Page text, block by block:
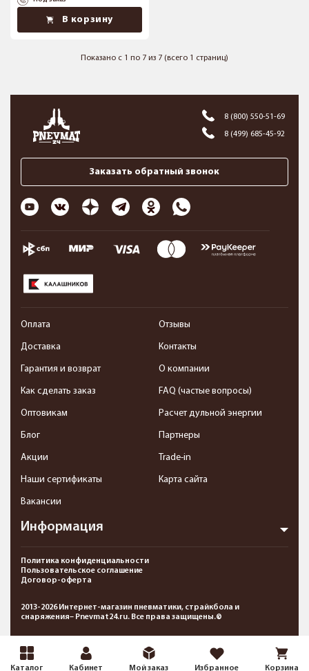
Каталог Кабинет Мой заказ Избранное Корзина
В корзину
Показано с 1 по 7 из 7 (всего 1 страниц)
8 (800) 550-51-69
8 (499) 685-45-92
Заказать обратный звонок
Информация
Оплата
Доставка
Гарантия и возврат
Как сделать заказ
Оптовикам
Блог
Акции
Наши сертификаты
Вакансии
Отзывы
Контакты
О компании
FAQ (частые вопросы)
Расчет дульной энергии
Партнеры
Trade-in
Карта сайта
Политика конфиденциальности
Пользовательское соглашение
Договор-оферта
2013-2026 Интернет-магазин пневматики, страйкбола и
снаряжения– Pnevmat24.ru. Все права защищены.©